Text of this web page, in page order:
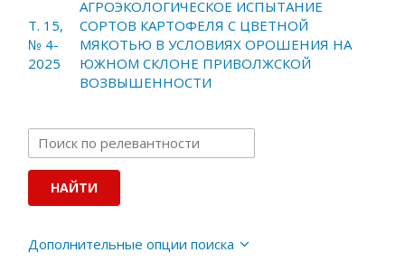
Т. 15,
№ 4-
2025
АГРОЭКОЛОГИЧЕСКОЕ ИСПЫТАНИЕ
СОРТОВ КАРТОФЕЛЯ С ЦВЕТНОЙ
МЯКОТЬЮ В УСЛОВИЯХ ОРОШЕНИЯ НА
ЮЖНОМ СКЛОНЕ ПРИВОЛЖСКОЙ
ВОЗВЫШЕННОСТИ
Дополнительные опции поиска